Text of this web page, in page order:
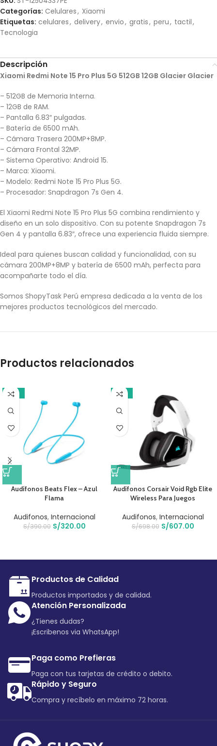
Categorías: Celulares, Xiaomi
Etiquetas: celulares, delivery, envio, gratis, peru, tactil,
Tecnologia
Descripción
Xiaomi Redmi Note 15 Pro Plus 5G 512GB 12GB Glacier Glacier
– 512GB de Memoria Interna.
– 12GB de RAM.
– Pantalla 6.83″ pulgadas.
– Batería de 6500 mAh.
– Cámara Trasera 200MP+8MP.
– Cámara Frontal 32MP.
– Sistema Operativo: Android 15.
– Marca: Xiaomi.
– Modelo: Redmi Note 15 Pro Plus 5G.
– Procesador: Snapdragon 7s Gen 4.
El Xiaomi Redmi Note 15 Pro Plus 5G combina rendimiento y
diseño en un solo dispositivo. Con su potente Snapdragon 7s
Gen 4 y pantalla 6.83″, ofrece una experiencia fluida siempre.
Ideal para quienes buscan calidad y funcionalidad, con su
cámara 200MP+8MP y batería de 6500 mAh, perfecta para
acompañarte todo el día.
Somos ShopyTask Perú empresa dedicada a la venta de los
mejores productos tecnológicos del mercado.
Productos relacionados
-18%
Audífonos Beats Flex – Azul
Flama
Audifonos, Internacional
S/390.00 S/320.00
-13%
Audífonos Corsair Void Rgb Elite
Wireless Para Juegos
Audifonos, Internacional
S/698.00 S/607.00
Productos de Calidad
Productos importados y de calidad.
Atención Personalizada
¿Tienes dudas?
¡Escribenos via WhatsApp!
Paga como Prefieras
Paga con tus tarjetas de crédito o debito.
Rápido y Seguro
Compra y recíbelo en máximo 72 horas.